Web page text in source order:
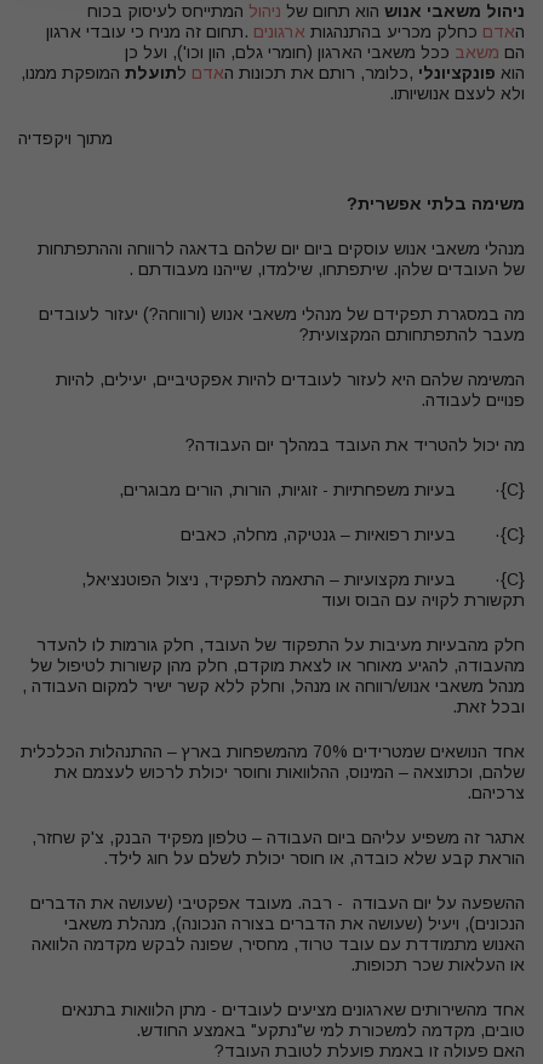
ניהול משאבי אנוש הוא תחום של ניהול המתייחס לעיסוק בכוח
האדם כחלק מכריע בהתנהגות ארגונים .תחום זה מניח כי עובדי ארגון
הם משאב ככל משאבי הארגון (חומרי גלם, הון וכו'), ועל כן
הוא פונקציונלי ,כלומר, רותם את תכונות האדם לתועלת המופקת ממנו,
ולא לעצם אנושיותו.
מתוך ויקפדיה
משימה בלתי אפשרית?
מנהלי משאבי אנוש עוסקים ביום יום שלהם בדאגה לרווחה וההתפתחות
של העובדים שלהן. שיתפתחו, שילמדו, שייהנו מעבודתם .
מה במסגרת תפקידם של מנהלי משאבי אנוש (ורווחה?) יעזור לעובדים
מעבר להתפתחותם המקצועית?
המשימה שלהם היא לעזור לעובדים להיות אפקטיביים, יעילים, להיות
פנויים לעבודה.
מה יכול להטריד את העובד במהלך יום העבודה?
{C}· בעיות משפחתיות - זוגיות, הורות, הורים מבוגרים,
{C}· בעיות רפואיות – גנטיקה, מחלה, כאבים
{C}· בעיות מקצועיות – התאמה לתפקיד, ניצול הפוטנציאל,
תקשורת לקויה עם הבוס ועוד
חלק מהבעיות מעיבות על התפקוד של העובד, חלק גורמות לו להעדר
מהעבודה, להגיע מאוחר או לצאת מוקדם, חלק מהן קשורות לטיפול של
מנהל משאבי אנוש/רווחה או מנהל, וחלק ללא קשר ישיר למקום העבודה ,
ובכל זאת.
אחד הנושאים שמטרידים 70% מהמשפחות בארץ – ההתנהלות הכלכלית
שלהם, וכתוצאה – המינוס, ההלוואות וחוסר יכולת לרכוש לעצמם את
צרכיהם.
אתגר זה משפיע עליהם ביום העבודה – טלפון מפקיד הבנק, צ'ק שחזר,
הוראת קבע שלא כובדה, או חוסר יכולת לשלם על חוג לילד.
ההשפעה על יום העבודה - רבה. מעובד אפקטיבי (שעושה את הדברים
הנכונים), ויעיל (שעושה את הדברים בצורה הנכונה), מנהלת משאבי
האנוש מתמודדת עם עובד טרוד, מחסיר, שפונה לבקש מקדמה הלוואה
או העלאות שכר תכופות.
אחד מהשירותים שארגונים מציעים לעובדים - מתן הלוואות בתנאים
טובים, מקדמה למשכורת למי ש"נתקע" באמצע החודש.
האם פעולה זו באמת פועלת לטובת העובד?